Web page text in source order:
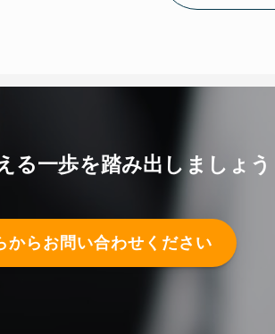
る一歩を踏み出しましょう
からお問い合わせください